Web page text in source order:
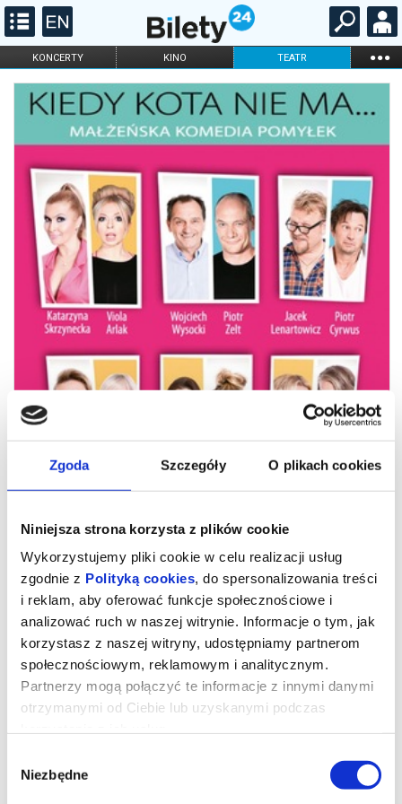
Zgoda Szczegóły O plikach cookies
Niniejsza strona korzysta z plików cookie
Wykorzystujemy pliki cookie w celu realizacji usług
zgodnie z Polityką cookies, do spersonalizowania treści
i reklam, aby oferować funkcje społecznościowe i
analizować ruch w naszej witrynie. Informacje o tym, jak
korzystasz z naszej witryny, udostępniamy partnerom
społecznościowym, reklamowym i analitycznym.
Partnerzy mogą połączyć te informacje z innymi danymi
otrzymanymi od Ciebie lub uzyskanymi podczas
zgody
Niezbędne
KONCERTY KINO TEATR ...
FILHARMONIA OPERA I BALET
STAND-UP
DLA DZIECI
ONLINE KARNETY
Kiedy Kota Nie Ma
„Kiedy kota nie ma…”
Małżeńska komedia pomyłek 03.04 w